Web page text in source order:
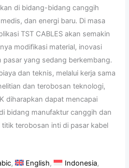
di bidang-bidang canggih
dan energi baru. Di masa
TST CABLES akan semakin
modifikasi material, inovasi
pasar yang sedang berkembang.
dan teknis, melalui kerja sama
dan terobosan teknologi,
diharapkan dapat mencapai
bidang manufaktur canggih dan
terobosan inti di pasar kabel
English
Indonesia